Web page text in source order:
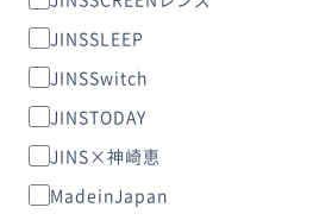
JINSSLEEP
JINSSwitch
JINSTODAY
JINS×神崎恵
MadeinJapan